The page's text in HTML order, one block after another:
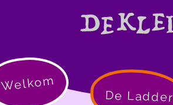
Welkom
De Ladder